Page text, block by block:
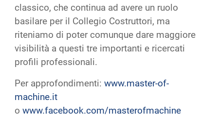
classico, che continua ad avere un ruolo
basilare per il Collegio Costruttori, ma
riteniamo di poter comunque dare maggiore
visibilità a questi tre importanti e ricercati
profili professionali.
Per approfondimenti: www.master-of-
machine.it
o www.facebook.com/masterofmachine